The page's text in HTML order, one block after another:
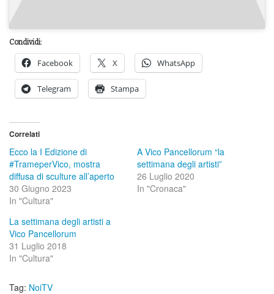
Condividi:
Facebook X WhatsApp
Telegram Stampa
Correlati
Ecco la I Edizione di
#TrameperVico, mostra
diffusa di sculture all’aperto
30 Giugno 2023
In "Cultura"
A Vico Pancellorum “la
settimana degli artisti”
26 Luglio 2020
In "Cronaca"
La settimana degli artisti a
Vico Pancellorum
31 Luglio 2018
In "Cultura"
Tag: NoiTV